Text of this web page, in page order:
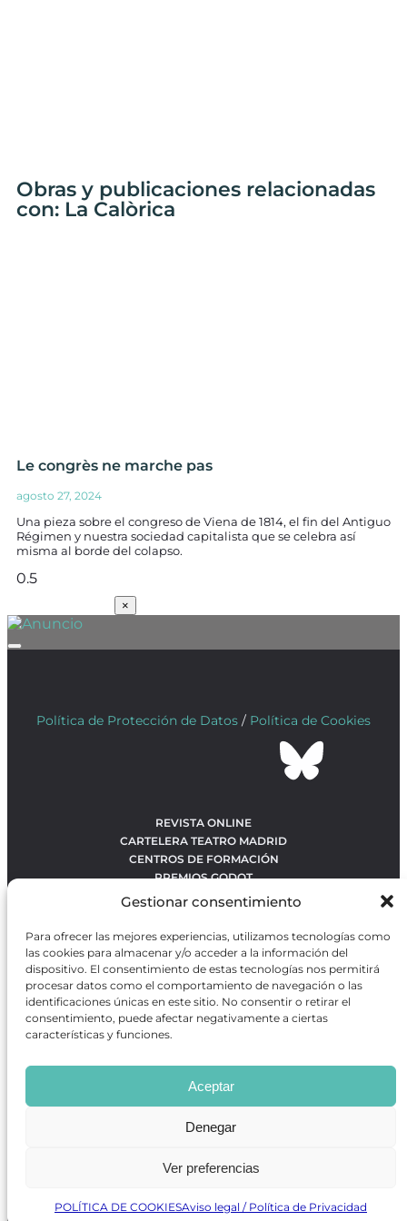
Gestionar consentimiento
Para ofrecer las mejores experiencias, utilizamos tecnologías como
las cookies para almacenar y/o acceder a la información del
dispositivo. El consentimiento de estas tecnologías nos permitirá
procesar datos como el comportamiento de navegación o las
identificaciones únicas en este sitio. No consentir o retirar el
consentimiento, puede afectar negativamente a ciertas
características y funciones.
Aceptar
Denegar
Ver preferencias
POLÍTICA DE COOKIESAviso legal / Política de Privacidad
Obras y publicaciones relacionadas
con: La Calòrica
Le congrès ne marche pas
agosto 27, 2024
Una pieza sobre el congreso de Viena de 1814, el fin del Antiguo
Régimen y nuestra sociedad capitalista que se celebra así
misma al borde del colapso.
×
Política de Protección de Datos / Política de Cookies
REVISTA ONLINE
CARTELERA TEATRO MADRID
CENTROS DE FORMACIÓN
PREMIOS GODOT
CONTACTO
OBRAS MÁS VOTADAS
RANKING MEJORES OBRAS
BÚSQUEDA AVANZADA DE OBRAS
Revista GODOTes una revista independiente especializada
en información sobre artes escénicas de Madrid, gratuita y
que se distribuye en espacios escénicos, además de otros
puntos de interés turístico y de ocio de la capital.
Desarrollado por Precise Future